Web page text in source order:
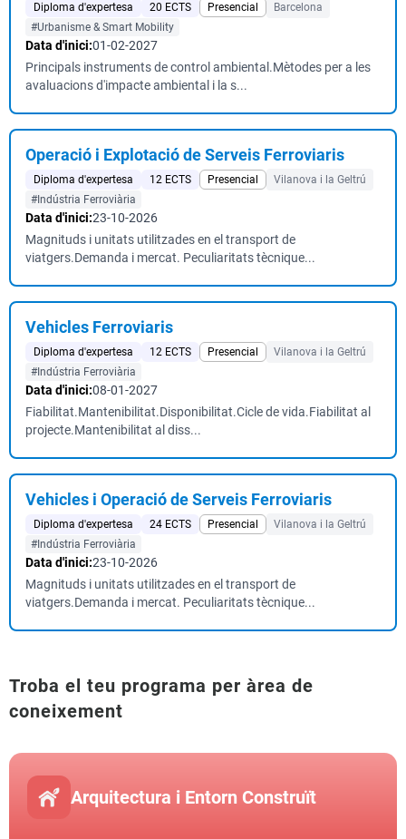
Diploma d'expertesa 20 ECTS Presencial
Barcelona
#Urbanisme & Smart Mobility
Data d'inici:01-02-2027
Principals instruments de control ambiental.Mètodes per a les
avaluacions d'impacte ambiental i la s...
Operació i Explotació de Serveis Ferroviaris
Diploma d'expertesa 12 ECTS Presencial
Vilanova i la Geltrú
#Indústria Ferroviària
Data d'inici:23-10-2026
Magnituds i unitats utilitzades en el transport de
viatgers.Demanda i mercat. Peculiaritats tècnique...
Vehicles Ferroviaris
Diploma d'expertesa 12 ECTS Presencial
Vilanova i la Geltrú
#Indústria Ferroviària
Data d'inici:08-01-2027
Fiabilitat.Mantenibilitat.Disponibilitat.Cicle de vida.Fiabilitat al
projecte.Mantenibilitat al diss...
Vehicles i Operació de Serveis Ferroviaris
Diploma d'expertesa 24 ECTS Presencial
Vilanova i la Geltrú
#Indústria Ferroviària
Data d'inici:23-10-2026
Magnituds i unitats utilitzades en el transport de
viatgers.Demanda i mercat. Peculiaritats tècnique...
Troba el teu programa per àrea de
coneixement
Arquitectura i Entorn Construït